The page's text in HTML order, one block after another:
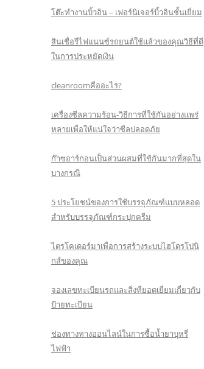
โต๊ะทำงานบิ้วอิน – เฟอร์นิเจอร์บิ้วอินชั้นเยี่ยม
สินเชื่อรีไฟแนนซ์รถยนต์ใช้แล้วของคุณวิธีที่ดี
ในการประหยัดเงิน
cleanroomคืออะไร?
เครื่องซีลความร้อน-วิธีการที่ใช้กันอย่างแพร่
หลายเพื่อให้แน่ใจว่าซีลปลอดภัย
ก๊าซอาร์กอนเป็นส่วนผสมที่ใช้กันมากที่สุดใน
บางกรณี
5 ประโยชน์ของการใช้บรรจุภัณฑ์แบบหลอด
สำหรับบรรจุภัณฑ์กระปุกครีม
ไตรโคเดอร์มาเพื่อการสร้างระบบไฮโดรโปนิ
กส์ของคุณ
จองเลขทะเบียนรถและสิ่งที่ยอดเยี่ยมเกี่ยวกับ
ป้ายทะเบียน
ช่องทางทางออนไลน์ในการซื้อน้ำยาบุหรี่
ไฟฟ้า